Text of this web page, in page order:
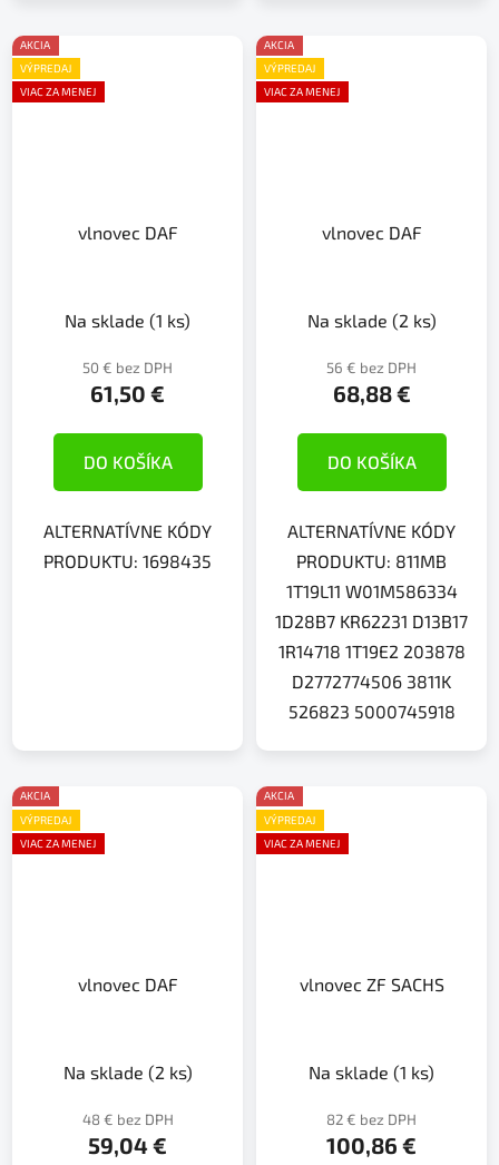
AKCIA
VÝPREDAJ
VIAC ZA MENEJ
vlnovec DAF
Na sklade (1 ks)
50 € bez DPH
61,50 €
DO KOŠÍKA
ALTERNATÍVNE KÓDY
PRODUKTU: 1698435
AKCIA
VÝPREDAJ
VIAC ZA MENEJ
vlnovec DAF
Na sklade (2 ks)
56 € bez DPH
68,88 €
DO KOŠÍKA
ALTERNATÍVNE KÓDY
PRODUKTU: 811MB
1T19L11 W01M586334
1D28B7 KR62231 D13B17
1R14718 1T19E2 203878
D2772774506 3811K
526823 5000745918
AKCIA
VÝPREDAJ
VIAC ZA MENEJ
vlnovec DAF
Na sklade (2 ks)
48 € bez DPH
59,04 €
AKCIA
VÝPREDAJ
VIAC ZA MENEJ
vlnovec ZF SACHS
Na sklade (1 ks)
82 € bez DPH
100,86 €